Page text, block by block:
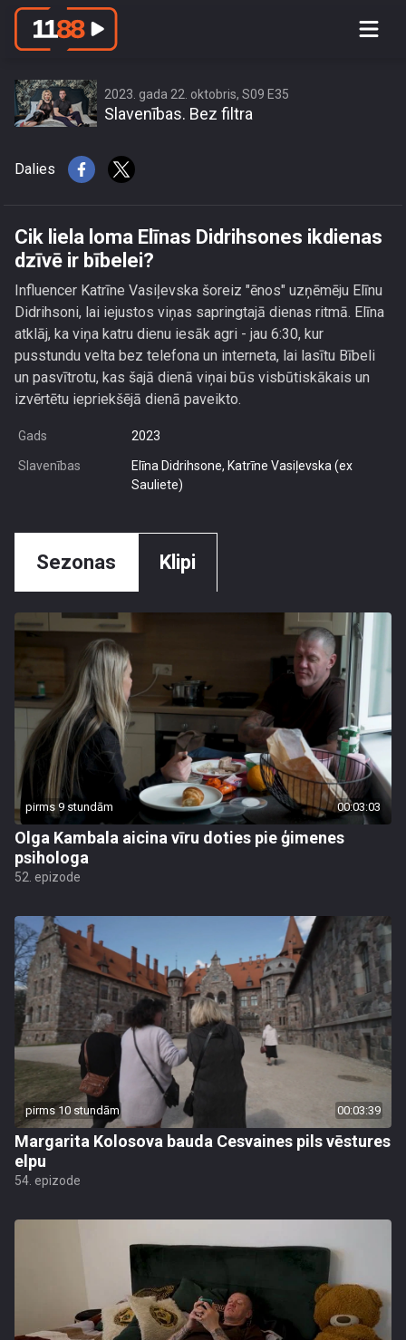
Cik liela loma Elīnas Didrihsones
2023. gada 22. oktobris, S09 E35
Slavenības. Bez filtra
Dalies
Cik liela loma Elīnas Didrihsones ikdienas
dzīvē ir bībelei?
Influencer Katrīne Vasiļevska šoreiz "ēnos" uzņēmēju Elīnu
Didrihsoni, lai iejustos viņas sapringtajā dienas ritmā. Elīna
atklāj, ka viņa katru dienu iesāk agri - jau 6:30, kur
pusstundu velta bez telefona un interneta, lai lasītu Bībeli
un pasvītrotu, kas šajā dienā viņai būs visbūtiskākais un
izvērtētu iepriekšējā dienā paveikto.
Gads 2023
Slavenības
Elīna Didrihsone, Katrīne Vasiļevska (ex
Sauliete)
Sezonas Klipi
pirms 9 stundām 00:03:03
Olga Kambala aicina vīru doties pie ģimenes
psihologa
52. epizode
pirms 10 stundām 00:03:39
Margarita Kolosova bauda Cesvaines pils vēstures
elpu
54. epizode